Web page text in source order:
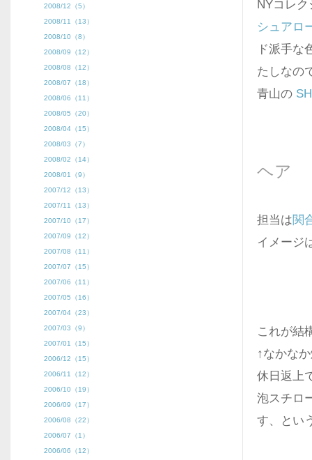
NYコレ
シュアロ
ド派手な
たしなの
青山の
ヘア
担当は関
イメージ
これが結
↑なかな
休日返上
泡スチロ
す、とい
2008/12（5）
2008/11（13）
2008/10（8）
2008/09（12）
2008/08（12）
2008/07（18）
2008/06（11）
2008/05（20）
2008/04（15）
2008/03（7）
2008/02（14）
2008/01（9）
2007/12（13）
2007/11（13）
2007/10（17）
2007/09（12）
2007/08（11）
2007/07（15）
2007/06（11）
2007/05（16）
2007/04（23）
2007/03（9）
2007/01（15）
2006/12（15）
2006/11（12）
2006/10（19）
2006/09（17）
2006/08（22）
2006/07（1）
2006/06（12）